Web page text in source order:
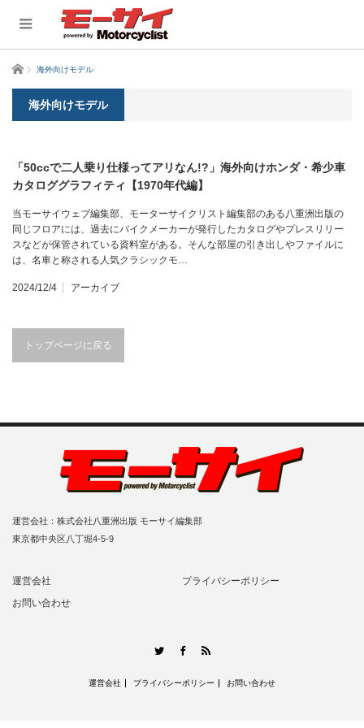
ホーム 海外向けモデル
海外向けモデル
「50ccで二人乗り仕様ってアリなん!?」海外向けホンダ・希少車
カタロググラフィティ【1970年代編】
当モーサイウェブ編集部、モーターサイクリスト編集部のある八重洲出版の
同じフロアには、過去にバイクメーカーが発行したカタログやプレスリリー
スなどが保管されている資料室がある。そんな部屋の引き出しやファイルに
は、名車と称される人気クラシックモ…
2024/12/4 アーカイブ
トップページに戻る
運営会社：株式会社八重洲出版 モーサイ編集部
東京都中央区八丁堀4-5-9
運営会社
プライバシーポリシー
お問い合わせ
TwitterFacebook
運営会社 プライバシーポリシー お問い合わせ